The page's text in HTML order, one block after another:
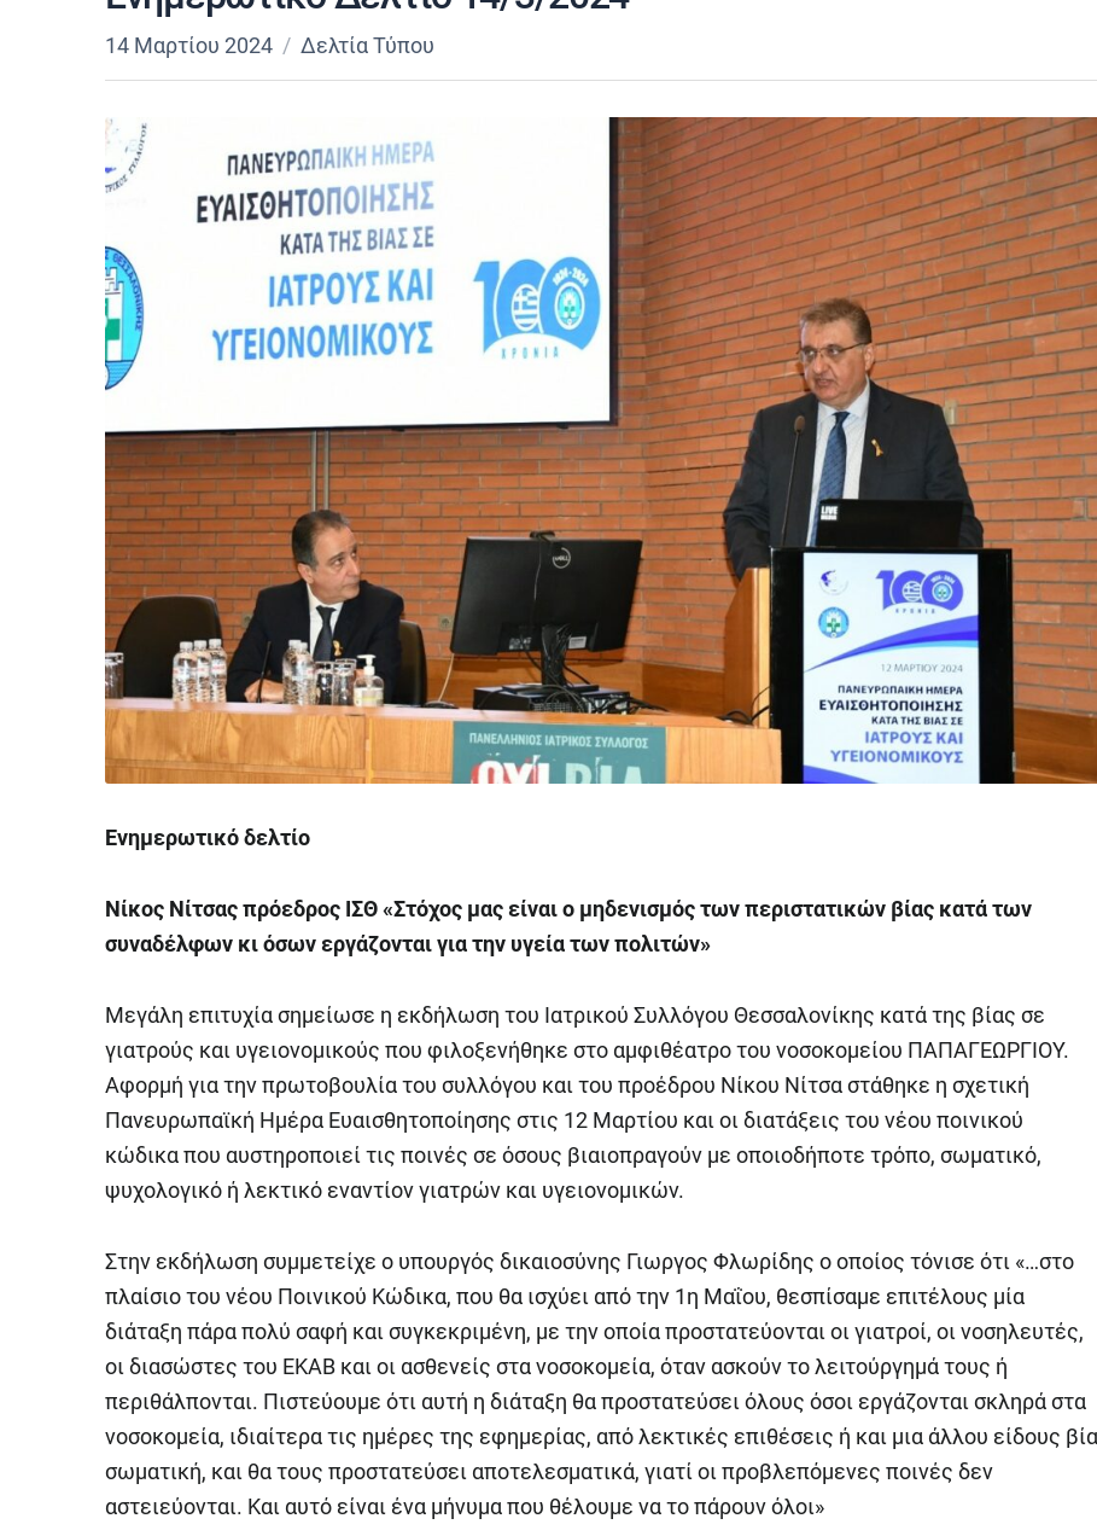
14 Μαρτίου 2024 Δελτία Τύπου
Ενημερωτικό δελτίο
Νίκος Νίτσας πρόεδρος ΙΣΘ «Στόχος μας είναι ο μηδενισμός των περιστατικών βίας κατά των
συναδέλφων κι όσων εργάζονται για την υγεία των πολιτών»
Μεγάλη επιτυχία σημείωσε η εκδήλωση του Ιατρικού Συλλόγου Θεσσαλονίκης κατά της βίας σε
γιατρούς και υγειονομικούς που φιλοξενήθηκε στο αμφιθέατρο του νοσοκομείου ΠΑΠΑΓΕΩΡΓΙΟΥ.
Αφορμή για την πρωτοβουλία του συλλόγου και του προέδρου Νίκου Νίτσα στάθηκε η σχετική
Πανευρωπαϊκή Ημέρα Ευαισθητοποίησης στις 12 Μαρτίου και οι διατάξεις του νέου ποινικού
κώδικα που αυστηροποιεί τις ποινές σε όσους βιαιοπραγούν με οποιοδήποτε τρόπο, σωματικό,
ψυχολογικό ή λεκτικό εναντίον γιατρών και υγειονομικών.
Στην εκδήλωση συμμετείχε ο υπουργός δικαιοσύνης Γιωργος Φλωρίδης ο οποίος τόνισε ότι «…στο
πλαίσιο του νέου Ποινικού Κώδικα, που θα ισχύει από την 1η Μαΐου, θεσπίσαμε επιτέλους μία
διάταξη πάρα πολύ σαφή και συγκεκριμένη, με την οποία προστατεύονται οι γιατροί, οι νοσηλευτές,
οι διασώστες του ΕΚΑΒ και οι ασθενείς στα νοσοκομεία, όταν ασκούν το λειτούργημά τους ή
περιθάλπονται. Πιστεύουμε ότι αυτή η διάταξη θα προστατεύσει όλους όσοι εργάζονται σκληρά στα
νοσοκομεία, ιδιαίτερα τις ημέρες της εφημερίας, από λεκτικές επιθέσεις ή και μια άλλου είδους βία
σωματική, και θα τους προστατεύσει αποτελεσματικά, γιατί οι προβλεπόμενες ποινές δεν
αστειεύονται. Και αυτό είναι ένα μήνυμα που θέλουμε να το πάρουν όλοι»